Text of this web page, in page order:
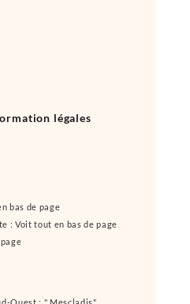
légales
bas de page
: Voit tout en bas de page